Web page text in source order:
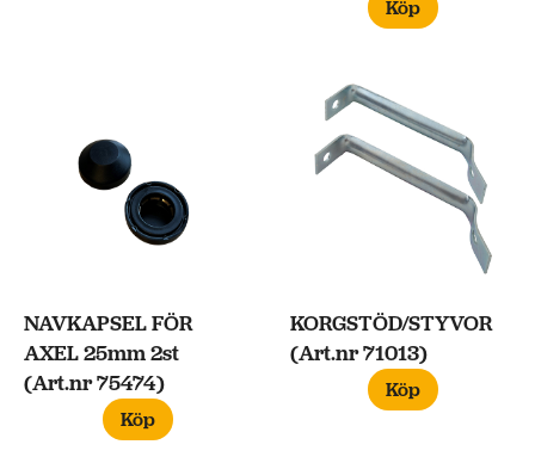
Köp
KORGSTÖD/STYVOR
(Art.nr 71013)
Köp
NAVKAPSEL FÖR
AXEL 25mm 2st
(Art.nr 75474)
Köp